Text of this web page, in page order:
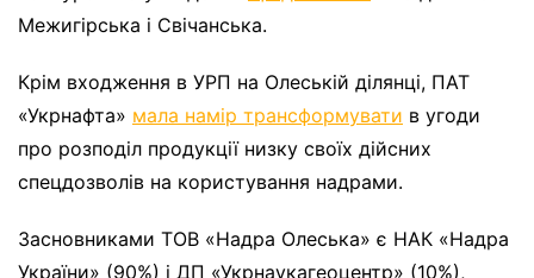
Межигірська і Свічанська.
Крім входження в УРП на Олеській ділянці, ПАТ
«Укрнафта» мала намір трансформувати в угоди
про розподіл продукції низку своїх дійсних
спецдозволів на користування надрами.
Засновниками ТОВ «Надра Олеська» є НАК «Надра
України» (90%) і ДП «Укрнаукагеоцентр» (10%),